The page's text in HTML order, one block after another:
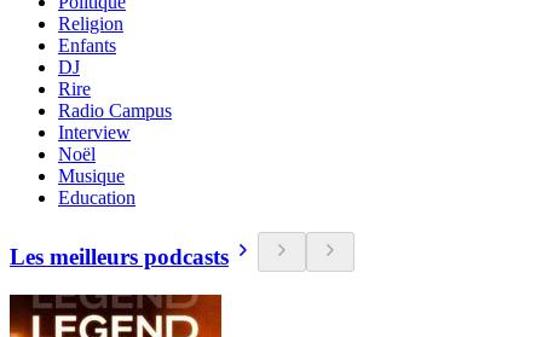
Religion
Enfants
DJ
Rire
Radio Campus
Interview
Noël
Musique
Education
Les meilleurs podcasts